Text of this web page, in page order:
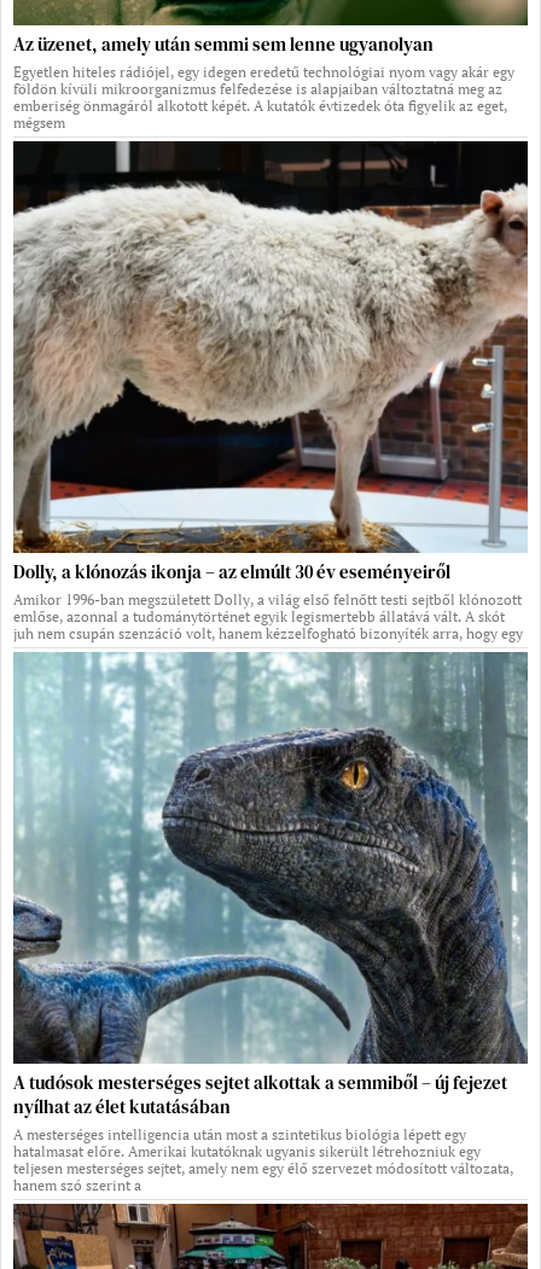
Az üzenet, amely után semmi sem lenne ugyanolyan
Egyetlen hiteles rádiójel, egy idegen eredetű technológiai nyom vagy akár egy
földön kívüli mikroorganizmus felfedezése is alapjaiban változtatná meg az
emberiség önmagáról alkotott képét. A kutatók évtizedek óta figyelik az eget,
mégsem
Dolly, a klónozás ikonja – az elmúlt 30 év eseményeiről
Amikor 1996-ban megszületett Dolly, a világ első felnőtt testi sejtből klónozott
emlőse, azonnal a tudománytörténet egyik legismertebb állatává vált. A skót
juh nem csupán szenzáció volt, hanem kézzelfogható bizonyíték arra, hogy egy
A tudósok mesterséges sejtet alkottak a semmiből – új fejezet
nyílhat az élet kutatásában
A mesterséges intelligencia után most a szintetikus biológia lépett egy
hatalmasat előre. Amerikai kutatóknak ugyanis sikerült létrehozniuk egy
teljesen mesterséges sejtet, amely nem egy élő szervezet módosított változata,
hanem szó szerint a